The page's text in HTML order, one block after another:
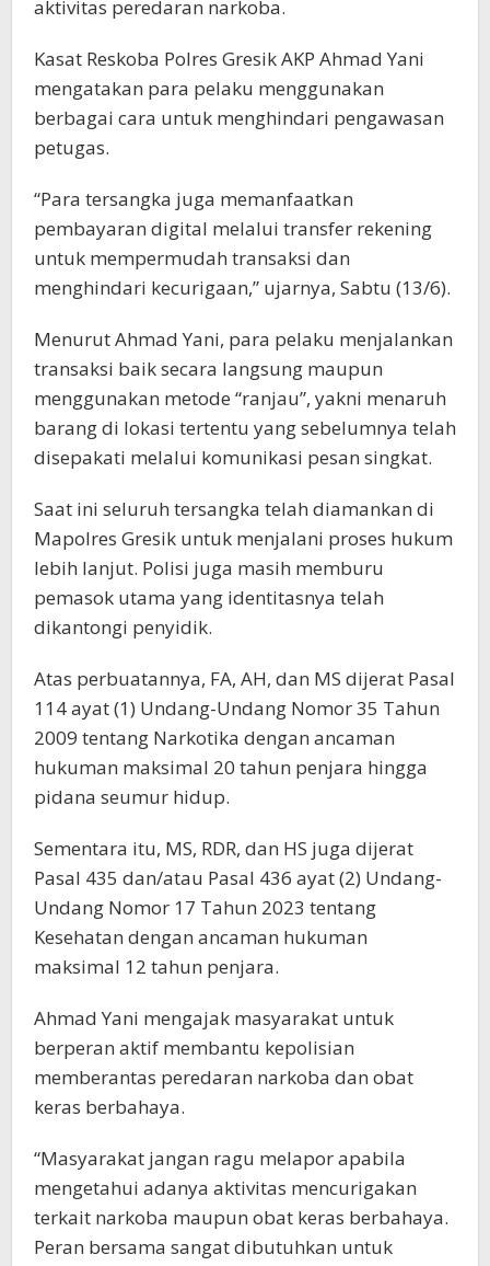
aktivitas peredaran narkoba.
Kasat Reskoba Polres Gresik AKP Ahmad Yani
mengatakan para pelaku menggunakan
berbagai cara untuk menghindari pengawasan
petugas.
“Para tersangka juga memanfaatkan
pembayaran digital melalui transfer rekening
untuk mempermudah transaksi dan
menghindari kecurigaan,” ujarnya, Sabtu (13/6).
Menurut Ahmad Yani, para pelaku menjalankan
transaksi baik secara langsung maupun
menggunakan metode “ranjau”, yakni menaruh
barang di lokasi tertentu yang sebelumnya telah
disepakati melalui komunikasi pesan singkat.
Saat ini seluruh tersangka telah diamankan di
Mapolres Gresik untuk menjalani proses hukum
lebih lanjut. Polisi juga masih memburu
pemasok utama yang identitasnya telah
dikantongi penyidik.
Atas perbuatannya, FA, AH, dan MS dijerat Pasal
114 ayat (1) Undang-Undang Nomor 35 Tahun
2009 tentang Narkotika dengan ancaman
hukuman maksimal 20 tahun penjara hingga
pidana seumur hidup.
Sementara itu, MS, RDR, dan HS juga dijerat
Pasal 435 dan/atau Pasal 436 ayat (2) Undang-
Undang Nomor 17 Tahun 2023 tentang
Kesehatan dengan ancaman hukuman
maksimal 12 tahun penjara.
Ahmad Yani mengajak masyarakat untuk
berperan aktif membantu kepolisian
memberantas peredaran narkoba dan obat
keras berbahaya.
“Masyarakat jangan ragu melapor apabila
mengetahui adanya aktivitas mencurigakan
terkait narkoba maupun obat keras berbahaya.
Peran bersama sangat dibutuhkan untuk